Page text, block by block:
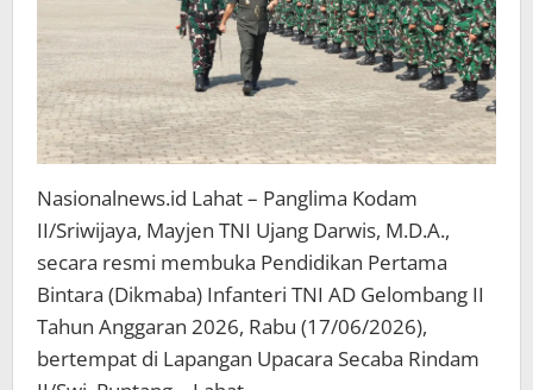
Nasionalnews.id Lahat – Panglima Kodam
II/Sriwijaya, Mayjen TNI Ujang Darwis, M.D.A.,
secara resmi membuka Pendidikan Pertama
Bintara (Dikmaba) Infanteri TNI AD Gelombang II
Tahun Anggaran 2026, Rabu (17/06/2026),
bertempat di Lapangan Upacara Secaba Rindam